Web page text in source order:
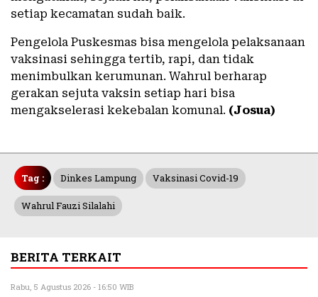
setiap kecamatan sudah baik.
Pengelola Puskesmas bisa mengelola pelaksanaan
vaksinasi sehingga tertib, rapi, dan tidak
menimbulkan kerumunan. Wahrul berharap
gerakan sejuta vaksin setiap hari bisa
mengakselerasi kekebalan komunal. (Josua)
Tag : Dinkes Lampung Vaksinasi Covid-19
Wahrul Fauzi Silalahi
BERITA TERKAIT
Rabu, 5 Agustus 2026 - 16:50 WIB